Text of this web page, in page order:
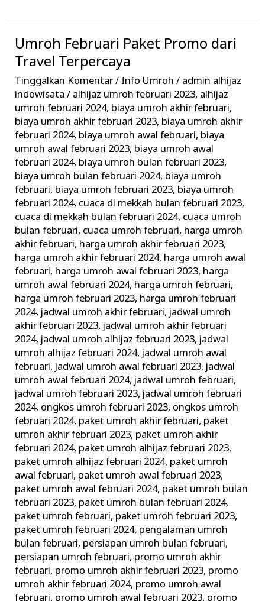
Umroh Februari Paket Promo dari
Travel Terpercaya
Tinggalkan Komentar/ Info Umroh / admin alhijaz
indowisata/ alhijaz umroh februari 2023, alhijaz
umroh februari 2024, biaya umroh akhir februari,
biaya umroh akhir februari 2023, biaya umroh akhir
februari 2024, biaya umroh awal februari, biaya
umroh awal februari 2023, biaya umroh awal
februari 2024, biaya umroh bulan februari 2023,
biaya umroh bulan februari 2024, biaya umroh
februari, biaya umroh februari 2023, biaya umroh
februari 2024, cuaca di mekkah bulan februari 2023,
cuaca di mekkah bulan februari 2024, cuaca umroh
bulan februari, cuaca umroh februari, harga umroh
akhir februari, harga umroh akhir februari 2023,
harga umroh akhir februari 2024, harga umroh awal
februari, harga umroh awal februari 2023, harga
umroh awal februari 2024, harga umroh februari,
harga umroh februari 2023, harga umroh februari
2024, jadwal umroh akhir februari, jadwal umroh
akhir februari 2023, jadwal umroh akhir februari
2024, jadwal umroh alhijaz februari 2023, jadwal
umroh alhijaz februari 2024, jadwal umroh awal
februari, jadwal umroh awal februari 2023, jadwal
umroh awal februari 2024, jadwal umroh februari,
jadwal umroh februari 2023, jadwal umroh februari
2024, ongkos umroh februari 2023, ongkos umroh
februari 2024, paket umroh akhir februari, paket
umroh akhir februari 2023, paket umroh akhir
februari 2024, paket umroh alhijaz februari 2023,
paket umroh alhijaz februari 2024, paket umroh
awal februari, paket umroh awal februari 2023,
paket umroh awal februari 2024, paket umroh bulan
februari 2023, paket umroh bulan februari 2024,
paket umroh februari, paket umroh februari 2023,
paket umroh februari 2024, pengalaman umroh
bulan februari, persiapan umroh bulan februari,
persiapan umroh februari, promo umroh akhir
februari, promo umroh akhir februari 2023, promo
umroh akhir februari 2024, promo umroh awal
februari, promo umroh awal februari 2023, promo
Umroh
Februari
Paket
Promo
dari
Travel
Terpercaya